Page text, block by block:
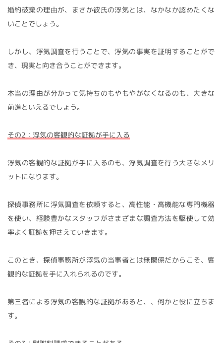
婚約破棄の理由が、まさか彼氏の浮気とは、なかなか認めたくな
いことでしょう。
しかし、浮気調査を行うことで、浮気の事実を証明することがで
き、現実と向き合うことができます。
本当の理由が分かって気持ちのもやもやがなくなるのも、大きな
前進といえるでしょう。
その2：浮気の客観的な証拠が手に入る
浮気の客観的な証拠が手に入るのも、浮気調査を行う大きなメリ
ットになります。
探偵事務所に浮気調査を依頼すると、高性能・高機能な専門機器
を使い、経験豊かなスタッフがさまざまな調査方法を駆使して効
率よく証拠を押さえていきます。
このとき、探偵事務所が浮気の当事者とは無関係だからこそ、客
観的な証拠を手に入れられるのです。
第三者による浮気の客観的な証拠があると、、何かと役に立ちま
す。